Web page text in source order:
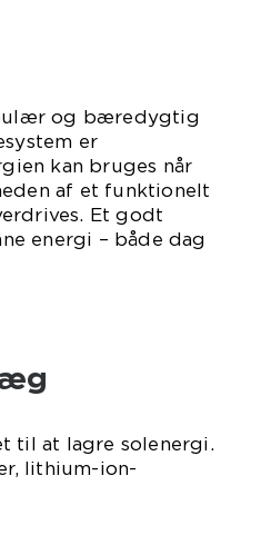
og bæredygtig
er
kan bruges når
af et funktionelt
Et godt
energi – både dag
til at lagre solenergi.
lithium-ion-